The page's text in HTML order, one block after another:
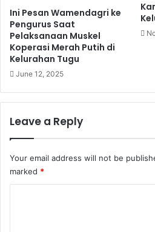
Ini Pesan Wamendagri ke
Pengurus Saat
Pelaksanaan Muskel
Koperasi Merah Putih di
Kelurahan Tugu
June 12, 2025
Leave a Reply
Your email address will not be
marked *